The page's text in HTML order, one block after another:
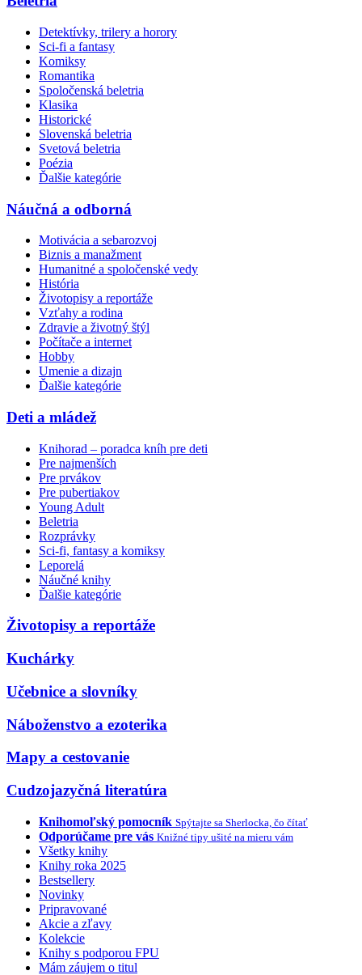
Detektívky, trilery a horory
Sci-fi a fantasy
Komiksy
Romantika
Spoločenská beletria
Klasika
Historické
Slovenská beletria
Svetová beletria
Poézia
Ďalšie kategórie
Náučná a odborná
Motivácia a sebarozvoj
Biznis a manažment
Humanitné a spoločenské vedy
História
Životopisy a reportáže
Vzťahy a rodina
Zdravie a životný štýl
Počítače a internet
Hobby
Umenie a dizajn
Ďalšie kategórie
Deti a mládež
Knihorad – poradca kníh pre deti
Pre najmenších
Pre prvákov
Pre pubertiakov
Young Adult
Beletria
Rozprávky
Sci-fi, fantasy a komiksy
Leporelá
Náučné knihy
Ďalšie kategórie
Životopisy a reportáže
Kuchárky
Učebnice a slovníky
Náboženstvo a ezoterika
Mapy a cestovanie
Cudzojazyčná literatúra
Knihomoľský pomocník Spýtajte sa Sherlocka, čo čítať
Odporúčame pre vás Knižné tipy ušité na mieru vám
Všetky knihy
Knihy roka 2025
Bestsellery
Novinky
Pripravované
Akcie a zľavy
Kolekcie
Knihy s podporou FPU
Mám záujem o titul